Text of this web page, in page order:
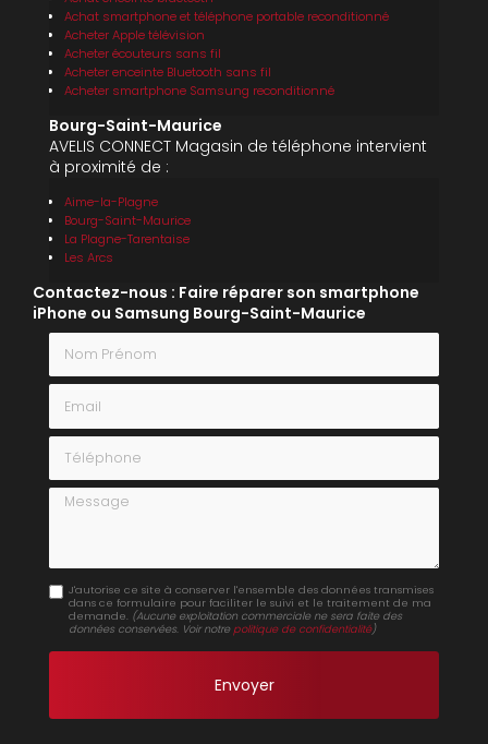
Achat smartphone et téléphone portable reconditionné
Acheter Apple télévision
Acheter écouteurs sans fil
Acheter enceinte Bluetooth sans fil
Acheter smartphone Samsung reconditionné
Bourg-Saint-Maurice
AVELIS CONNECT Magasin de téléphone intervient
à proximité de :
Aime-la-Plagne
Bourg-Saint-Maurice
La Plagne-Tarentaise
Les Arcs
Contactez-nous : Faire réparer son smartphone
iPhone ou Samsung Bourg-Saint-Maurice
Nom Prénom
Email
Téléphone
Message
J'autorise ce site à conserver l'ensemble des données transmises
dans ce formulaire pour faciliter le suivi et le traitement de ma
demande. (Aucune exploitation commerciale ne sera faite des
données conservées. Voir notre politique de confidentialité)